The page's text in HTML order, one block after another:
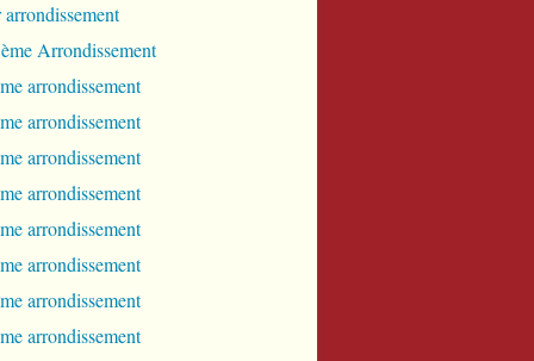
arrondissement
Arrondissement
arrondissement
arrondissement
arrondissement
arrondissement
arrondissement
arrondissement
arrondissement
arrondissement